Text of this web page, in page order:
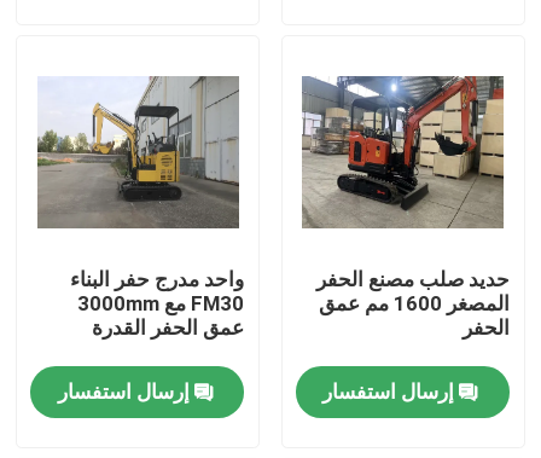
أشرطة فيديو
عرض الواقع الافتراضي
حول بنا
جولة في المعمل
حديد صلب مصنع الحفر
المصغر 1600 مم عمق
الحفر
إرسال استفسار
واحد مدرج حفر البناء
FM30 مع 3000mm
عمق الحفر القدرة
إرسال استفسار